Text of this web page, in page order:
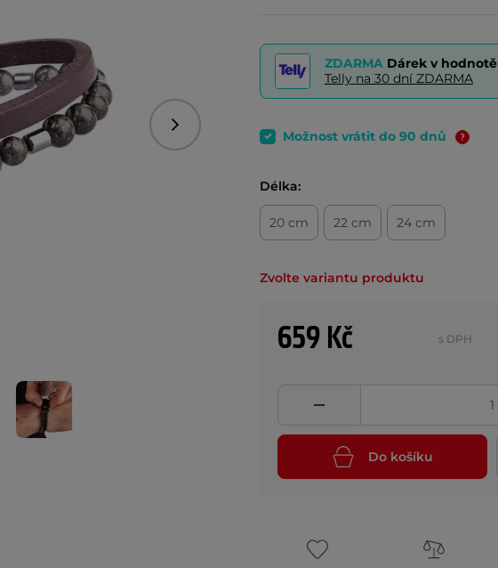
Následující
ZDARMA Dárek v hodnotě
Telly na 30 dní ZDARMA
Možnost vrátit do 90 dnů
Délka:
20 cm 22 cm 24 cm
Zvolte variantu produktu
659 Kč s DPH
Do košíku